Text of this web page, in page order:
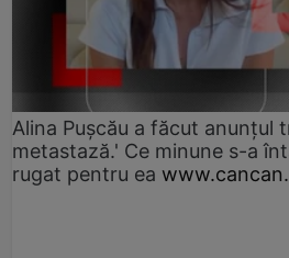
Alina Pușcău a făcut anunțul
metastază.' Ce minune s-a
rugat pentru ea